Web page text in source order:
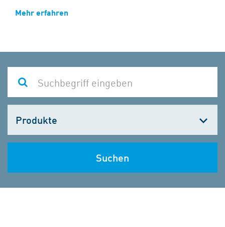
Mehr erfahren
wählen
Suchen